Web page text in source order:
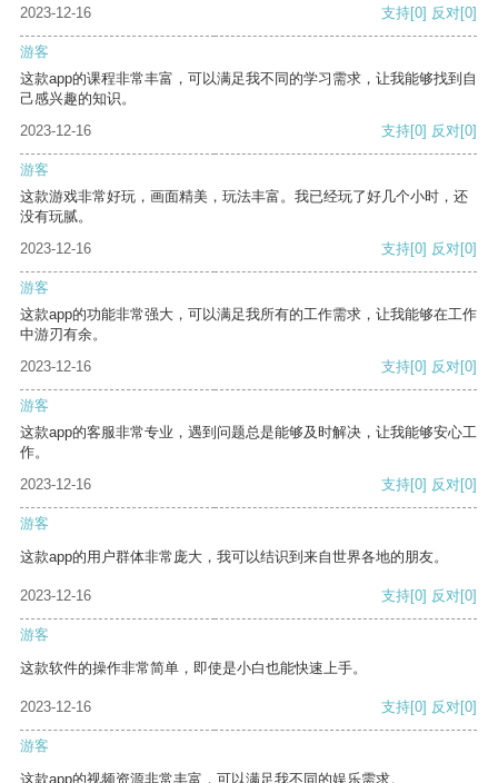
2023-12-16 支持[0] 反对[0]
游客
这款app的课程非常丰富，可以满足我不同的学习需求，让我能够找到自
己感兴趣的知识。
2023-12-16
支持[0] 反对[0]
游客
这款游戏非常好玩，画面精美，玩法丰富。我已经玩了好几个小时，还
没有玩腻。
2023-12-16
支持[0] 反对[0]
游客
这款app的功能非常强大，可以满足我所有的工作需求，让我能够在工作
中游刃有余。
2023-12-16
支持[0] 反对[0]
游客
这款app的客服非常专业，遇到问题总是能够及时解决，让我能够安心工
作。
2023-12-16
支持[0] 反对[0]
游客
这款app的用户群体非常庞大，我可以结识到来自世界各地的朋友。
2023-12-16 支持[0] 反对[0]
游客
这款软件的操作非常简单，即使是小白也能快速上手。
2023-12-16 支持[0] 反对[0]
游客
这款app的视频资源非常丰富，可以满足我不同的娱乐需求。